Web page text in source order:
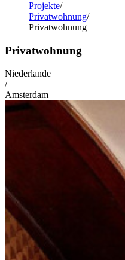
Projekte
Privatwohnung
Privatwohnung
Privatwohnung
Niederlande
/
Amsterdam